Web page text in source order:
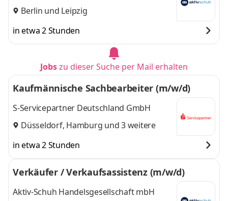
Berlin und Leipzig
in etwa 2 Stunden
Jobszu dieser Suche per Mail erhalten
Kaufmännische Sachbearbeiter (m/w/d)
S-Servicepartner Deutschland GmbH
Düsseldorf, Hamburg und 3 weitere
in etwa 2 Stunden
Verkäufer / Verkaufsassistenz (m/w/d)
Aktiv-Schuh Handelsgesellschaft mbH